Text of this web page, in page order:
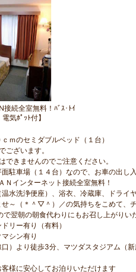
接続全室無料！ﾊﾞｽ･ﾄｲ
気ﾎﾟｯﾄ付】
ｍのセミダブルベッド（１台）
ございます。
できませんのでご注意ください。
駐車場（１４台）なので、お車の出し
インターネット接続全室無料！
水洗浄便座）、浴衣、冷蔵庫、ドライ
～（＊＾▽＾）／の気持ちをこめて、
で翌朝の朝食代わりにもお召し上がりい
リー有り（有料）
シン有り
）より徒歩3分、マツダスタジアム（
様に安心してお泊りいただけます